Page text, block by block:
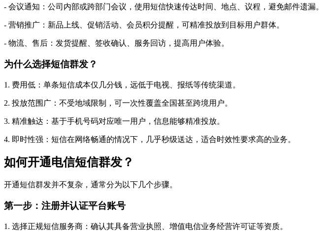
- 会议通知：公司内部或跨部门会议，使用短信快速传达时间、地点、议程，避免邮件遗漏。
- 营销推广：新品上线、促销活动、会员积分提醒，可精准投放到目标用户群体。
- 物流、售后：发货提醒、签收确认、服务回访，提高用户体验。
为什么选择短信群发？
1. 费用低：单条短信成本仅几分钱，远低于电视、报纸等传统渠道。
2. 投放范围广：不受地域限制，可一次性覆盖全国甚至跨境用户。
3. 精准触达：基于手机号码对应唯一用户，信息能够精准投放。
4. 即时性强：短信在网络畅通的情况下，几乎秒级送达，适合时效性要求高的业务。
如何开通电信短信群发？
开通短信群发并不复杂，通常分为以下几个步骤。
第一步：注册并认证平台账号
1. 选择正规短信服务商：确认其具备营业执照、增值电信业务经营许可证等资质。